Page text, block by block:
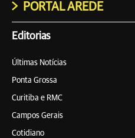
PORTAL AREDE
Editorias
Últimas Notícias
Ponta Grossa
Curitiba e RMC
Campos Gerais
Cotidiano